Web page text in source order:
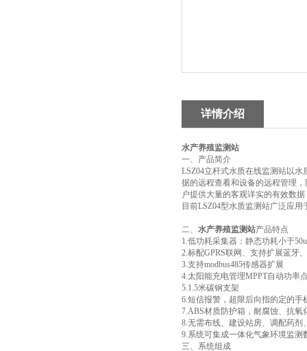
详情介绍
水产养殖监测站
一、产品简介
LSZ04立杆式水质在线监测站以
据的远程查看和设备的远程管理
户提供大量的客观详实的有效数
目前LSZ04型水质监测站广泛应
二、 水产养殖监测站产品特点
1.低功耗采集器：静态功耗小于
2.标配GPRS联网、支持扩展蓝牙
3.支持modbus485传感器扩展
4.太阳能充电管理MPPT自动功率
5.1.5米碳钢支架
6.短信报警，超限后向指的定的手
7.ABS材质防护箱，耐腐蚀、抗氧
8.无需布线、建设站房、调配药
9.系统可集成一体化气象环境监测
三、系统组成